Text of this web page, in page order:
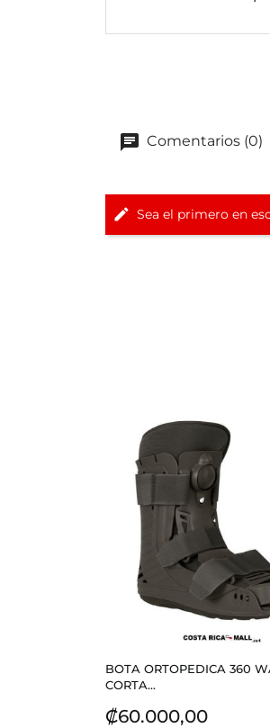
Comentarios (0)
Sea el primero en
BOTA ORTOPEDICA 360
CORTA...
Precio
₡60.000,00